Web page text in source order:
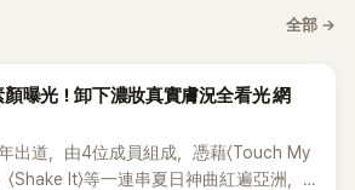
全部 →
曝光！卸下濃妝真實膚況全看光 網
出道，由4位成員組成，憑藉〈Touch My
〈Shake It〉等一連串夏日神曲紅遍亞洲，